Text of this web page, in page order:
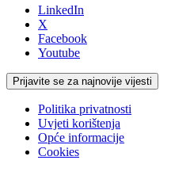
LinkedIn
X
Facebook
Youtube
Prijavite se za najnovije vijesti
Politika privatnosti
Uvjeti korištenja
Opće informacije
Cookies